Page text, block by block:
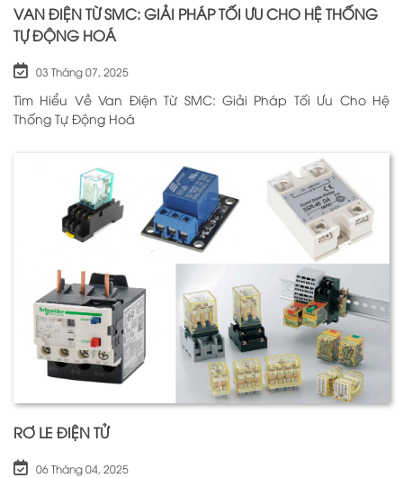
VAN ĐIỆN TỪ SMC: GIẢI PHÁP TỐI ƯU CHO HỆ THỐNG
TỰ ĐỘNG HOÁ
03 Tháng 07, 2025
Tìm Hiểu Về Van Điện Từ SMC: Giải Pháp Tối Ưu Cho Hệ
Thống Tự Động Hoá
RƠ LE ĐIỆN TỬ
06 Tháng 04, 2025